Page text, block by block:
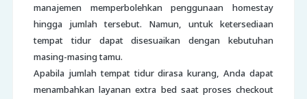
manajemen memperbolehkan penggunaan homestay
hingga jumlah tersebut. Namun, untuk ketersediaan
tempat tidur dapat disesuaikan dengan kebutuhan
masing-masing tamu.
Apabila jumlah tempat tidur dirasa kurang, Anda dapat
menambahkan layanan extra bed saat proses checkout